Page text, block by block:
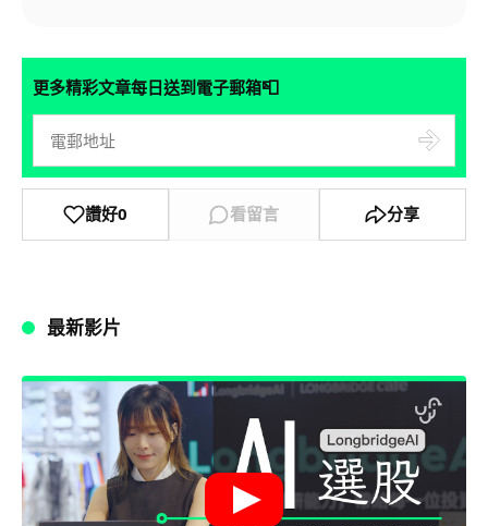
更多精彩文章每日送到電子郵箱📮
讚好0 看留言 分享
最新影片